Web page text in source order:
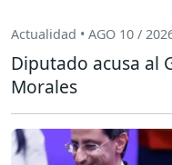
Actualidad • AGO 10 /
Diputado acusa al
Morales